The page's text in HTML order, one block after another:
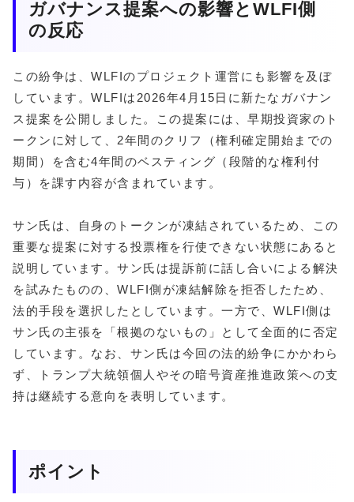
ガバナンス提案への影響とWLFI側
の反応
この紛争は、WLFIのプロジェクト運営にも影響を及ぼ
しています。WLFIは2026年4月15日に新たなガバナン
ス提案を公開しました。この提案には、早期投資家のト
ークンに対して、2年間のクリフ（権利確定開始までの
期間）を含む4年間のベスティング（段階的な権利付
与）を課す内容が含まれています。
サン氏は、自身のトークンが凍結されているため、この
重要な提案に対する投票権を行使できない状態にあると
説明しています。サン氏は提訴前に話し合いによる解決
を試みたものの、WLFI側が凍結解除を拒否したため、
法的手段を選択したとしています。一方で、WLFI側は
サン氏の主張を「根拠のないもの」として全面的に否定
しています。なお、サン氏は今回の法的紛争にかかわら
ず、トランプ大統領個人やその暗号資産推進政策への支
持は継続する意向を表明しています。
ポイント